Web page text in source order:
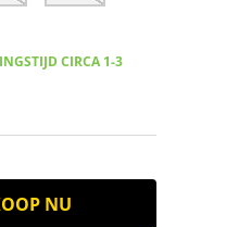
CIRCA 1-3
NU